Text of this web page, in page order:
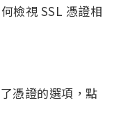
憑證的選項，點